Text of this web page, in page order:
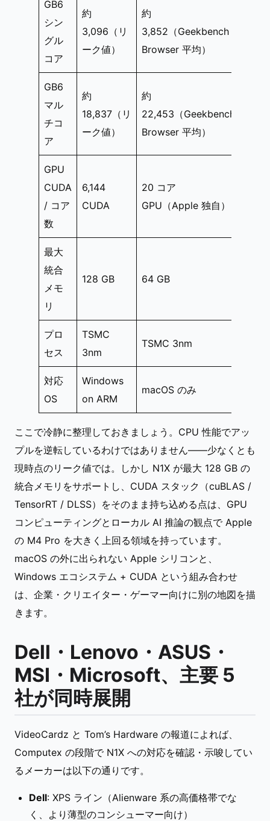
GB6
シン
グル
コア
約
3,096（リ
ーク値）
約
3,852（Geekbench
Browser 平均）
GB6
マル
チコ
ア
約
18,837（リ
ーク値）
約
22,453（Geekbench
Browser 平均）
GPU
CUDA
/ コア
数
6,144
CUDA
20 コア
GPU（Apple 独自）
最大
統合
メモ
リ
128 GB 64 GB
プロ
セス
TSMC
3nm
TSMC 3nm
対応
OS
Windows
on ARM
macOS のみ
ここで冷静に整理しておきましょう。CPU 性能でアッ
プルを逆転しているわけではありません——少なくとも
現時点のリーク値では。しかし N1X が最大 128 GB の
統合メモリをサポートし、CUDA スタック（cuBLAS /
TensorRT / DLSS）をそのまま持ち込める点は、GPU
コンピューティングとローカル AI 推論の観点で Apple
の M4 Pro を大きく上回る領域を持っています。
macOS の外に出られない Apple シリコンと、
Windows エコシステム + CUDA という組み合わせ
は、企業・クリエイター・ゲーマー向けに別の地図を描
きます。
Dell・Lenovo・ASUS・
MSI・Microsoft、主要 5
社が同時展開
VideoCardz と Tom’s Hardware の報道によれば、
Computex の段階で N1X への対応を確認・示唆してい
るメーカーは以下の通りです。
Dell: XPS ライン（Alienware 系の高価格帯でな
く、より薄型のコンシューマー向け）